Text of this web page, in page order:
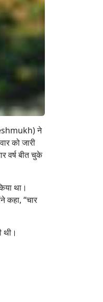
ने
को जारी
वर्ष बीत चुके
था।
कहा, “चार
थी।